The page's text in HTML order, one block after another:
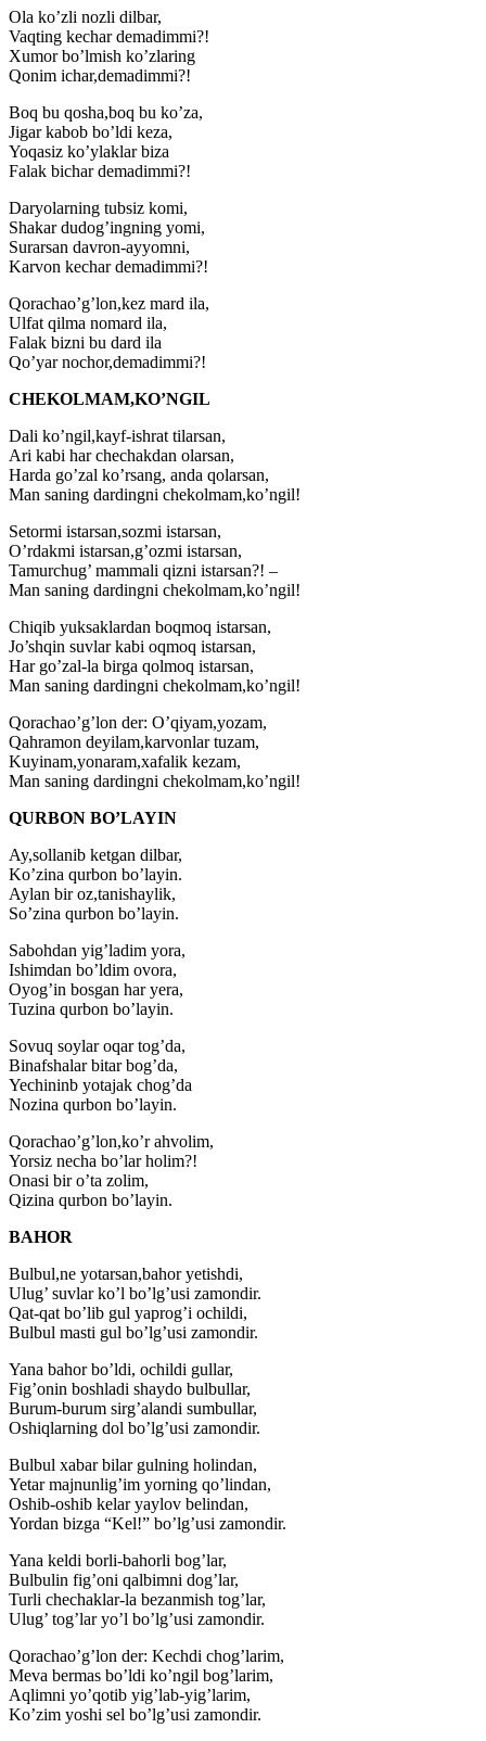
Ola ko’zli nozli dilbar,
Vaqting kechar demadimmi?!
Xumor bo’lmish ko’zlaring
Qonim ichar,demadimmi?!
Boq bu qosha,boq bu ko’za,
Jigar kabob bo’ldi keza,
Yoqasiz ko’ylaklar biza
Falak bichar demadimmi?!
Daryolarning tubsiz komi,
Shakar dudog’ingning yomi,
Surarsan davron-ayyomni,
Karvon kechar demadimmi?!
Qorachao’g’lon,kez mard ila,
Ulfat qilma nomard ila,
Falak bizni bu dard ila
Qo’yar nochor,demadimmi?!
CHEKOLMAM,KO’NGIL
Dali ko’ngil,kayf-ishrat tilarsan,
Ari kabi har chechakdan olarsan,
Harda go’zal ko’rsang, anda qolarsan,
Man saning dardingni chekolmam,ko’ngil!
Setormi istarsan,sozmi istarsan,
O’rdakmi istarsan,g’ozmi istarsan,
Tamurchug’ mammali qizni istarsan?! –
Man saning dardingni chekolmam,ko’ngil!
Chiqib yuksaklardan boqmoq istarsan,
Jo’shqin suvlar kabi oqmoq istarsan,
Har go’zal-la birga qolmoq istarsan,
Man saning dardingni chekolmam,ko’ngil!
Qorachao’g’lon der: O’qiyam,yozam,
Qahramon deyilam,karvonlar tuzam,
Kuyinam,yonaram,xafalik kezam,
Man saning dardingni chekolmam,ko’ngil!
QURBON BO’LAYIN
Ay,sollanib ketgan dilbar,
Ko’zina qurbon bo’layin.
Aylan bir oz,tanishaylik,
So’zina qurbon bo’layin.
Sabohdan yig’ladim yora,
Ishimdan bo’ldim ovora,
Oyog’in bosgan har yera,
Tuzina qurbon bo’layin.
Sovuq soylar oqar tog’da,
Binafshalar bitar bog’da,
Yechininb yotajak chog’da
Nozina qurbon bo’layin.
Qorachao’g’lon,ko’r ahvolim,
Yorsiz necha bo’lar holim?!
Onasi bir o’ta zolim,
Qizina qurbon bo’layin.
BAHOR
Bulbul,ne yotarsan,bahor yetishdi,
Ulug’ suvlar ko’l bo’lg’usi zamondir.
Qat-qat bo’lib gul yaprog’i ochildi,
Bulbul masti gul bo’lg’usi zamondir.
Yana bahor bo’ldi, ochildi gullar,
Fig’onin boshladi shaydo bulbullar,
Burum-burum sirg’alandi sumbullar,
Oshiqlarning dol bo’lg’usi zamondir.
Bulbul xabar bilar gulning holindan,
Yetar majnunlig’im yorning qo’lindan,
Oshib-oshib kelar yaylov belindan,
Yordan bizga “Kel!” bo’lg’usi zamondir.
Yana keldi borli-bahorli bog’lar,
Bulbulin fig’oni qalbimni dog’lar,
Turli chechaklar-la bezanmish tog’lar,
Ulug’ tog’lar yo’l bo’lg’usi zamondir.
Qorachao’g’lon der: Kechdi chog’larim,
Meva bermas bo’ldi ko’ngil bog’larim,
Aqlimni yo’qotib yig’lab-yig’larim,
Ko’zim yoshi sel bo’lg’usi zamondir.